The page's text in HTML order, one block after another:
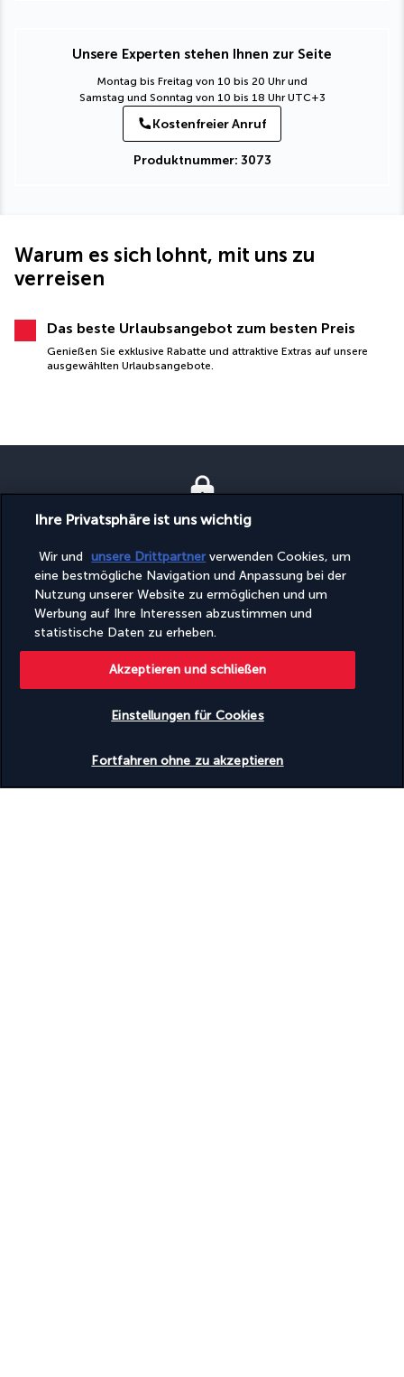
Unsere Experten stehen Ihnen zur Seite
Montag bis Freitag von 10 bis 20 Uhr und
Samstag und Sonntag von 10 bis 18 Uhr UTC+3
Kostenfreier Anruf
Produktnummer: 3073
Warum es sich lohnt, mit uns zu
verreisen
Das beste Urlaubsangebot zum besten Preis
Genießen Sie exklusive Rabatte und attraktive Extras auf unsere
ausgewählten Urlaubsangebote.
SICHERES BEZAHLEN
Ihre Privatsphäre ist uns wichtig
Wir und unsere Drittpartnerverwenden Cookies, um
eine bestmögliche Navigation und Anpassung bei der
Nutzung unserer Website zu ermöglichen und um
Werbung auf Ihre Interessen abzustimmen und
statistische Daten zu erheben.
Einstellungen für Cookies
Fortfahren ohne zu akzeptieren
Akzeptieren und schließen